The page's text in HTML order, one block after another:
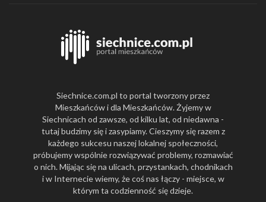
Siechnice.com.pl to portal tworzony przez
Mieszkańców i dla Mieszkańców. Żyjemy w
Siechnicach od zawsze, od kilku lat, od niedawna -
tutaj budzimy się i zasypiamy. Cieszymy się razem z
każdego sukcesu naszej lokalnej społeczności,
próbujemy wspólnie rozwiązywać problemy, rozmawiać
o nich. Mijając się na ulicach, przystankach, chodnikach
i w Internecie wiemy, że coś nas łączy - miejsce, w
którym ta codzienność się dzieje.